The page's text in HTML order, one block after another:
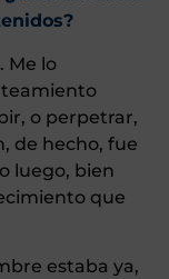
Me lo
o perpetrar,
de hecho, fue
luego, bien
que
estaba ya,